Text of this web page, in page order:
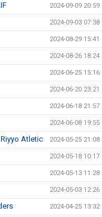
2024-09-09 20:59
2024-09-03 07:38
2024-08-29 15:41
2024-08-26 18:24
2024-06-25 15:16
2024-06-20 23:21
2024-06-18 21:57
2024-06-08 19:55
Atletic 2024-05-25 21:08
2024-05-18 10:17
2024-05-13 11:28
2024-05-03 12:26
2024-04-25 13:32